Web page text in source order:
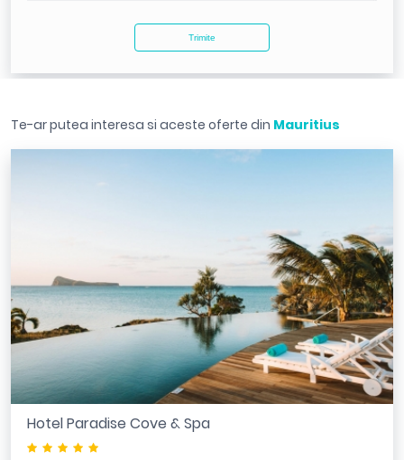
Te-ar putea interesa si aceste oferte din Mauritius
Hotel Paradise Cove & Spa